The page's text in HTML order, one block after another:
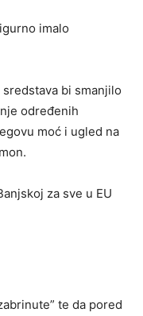
imalo
bi smanjilo
određenih
moć i ugled na
za sve u EU
te da pored